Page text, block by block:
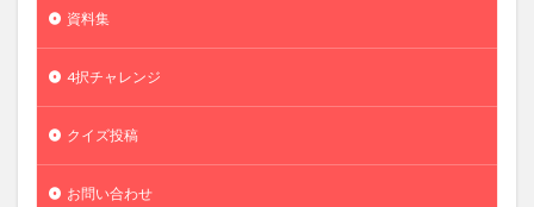
資料集
4択チャレンジ
クイズ投稿
お問い合わせ